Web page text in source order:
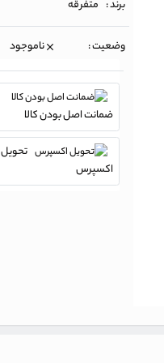
برند : متفرقه
وضعیت : ناموجود
ضمانت اصل بودن کالا
تحویل
اکسپرس